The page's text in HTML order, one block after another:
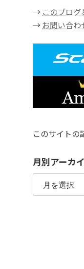
→ このブログ
→ お問い合わ
このサイトの
月別アーカ
月
ア